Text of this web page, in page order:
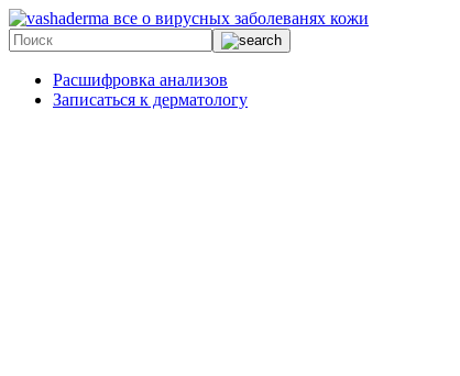
все о вирусных заболеванях кожи
Расшифровка анализов
Записаться к дерматологу